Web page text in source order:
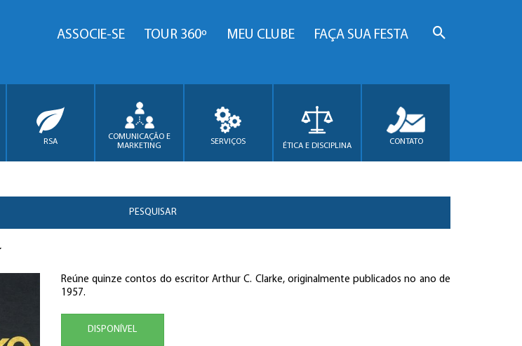
ASSOCIE-SE TOUR 360º MEU CLUBE FAÇA SUA FESTA
RSA
COMUNICAÇÃO E
MARKETING
SERVIÇOS ÉTICA E DISCIPLINA CONTATO
PESQUISAR
Reúne quinze contos do escritor Arthur C. Clarke, originalmente publicados no ano de
1957.
DISPONÍVEL